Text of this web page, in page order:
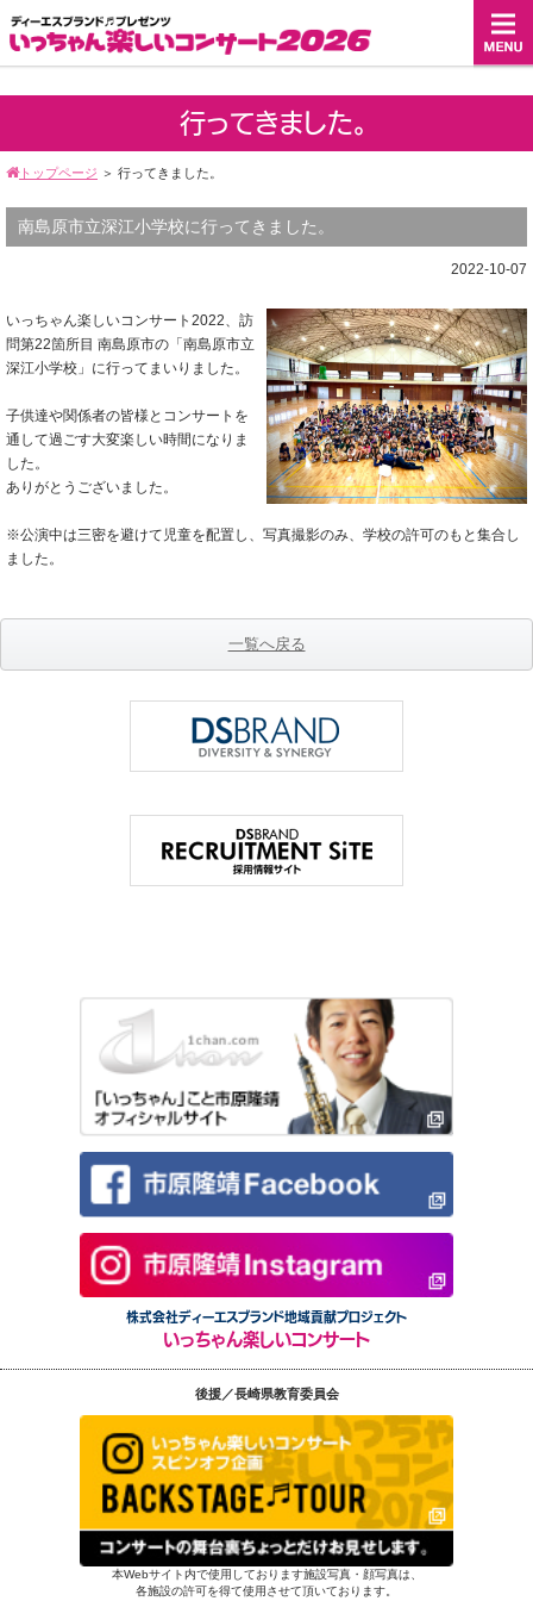
行ってきました。
トップページ ＞ 行ってきました。
南島原市立深江小学校に行ってきました。
2022-10-07
いっちゃん楽しいコンサート2022、訪
問第22箇所目 南島原市の「南島原市立
深江小学校」に行ってまいりました。
子供達や関係者の皆様とコンサートを
通して過ごす大変楽しい時間になりま
した。
ありがとうございました。
※公演中は三密を避けて児童を配置し、写真撮影のみ、学校の許可のもと集合し
ました。
一覧へ戻る
株式会社ディーエスブランド地域貢献プロジェクト
いっちゃん楽しいコンサート
後援／長崎県教育委員会
本Webサイト内で使用しております施設写真・顔写真は、
各施設の許可を得て使用させて頂いております。